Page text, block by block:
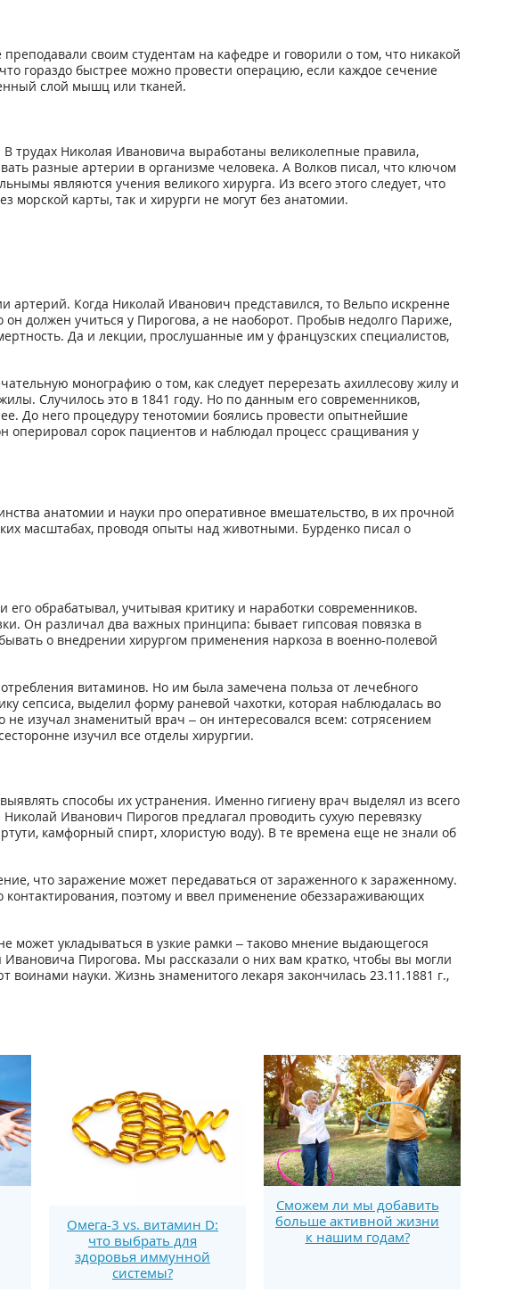
своим студентам на кафедре и говорили о том, что никакой
гораздо быстрее можно провести операцию, если каждое сечение
слой мышц или тканей.
трудах Николая Ивановича выработаны великолепные правила,
разные артерии в организме человека. А Волков писал, что ключом
являются учения великого хирурга. Из всего этого следует, что
морской карты, так и хирурги не могут без анатомии.
артерий. Когда Николай Иванович представился, то Вельпо искренне
должен учиться у Пирогова, а не наоборот. Пробыв недолго Париже,
Да и лекции, прослушанные им у французских специалистов,
монографию о том, как следует перерезать ахиллесову жилу и
Случилось это в 1841 году. Но по данным его современников,
До него процедуру тенотомии боялись провести опытнейшие
оперировал сорок пациентов и наблюдал процесс сращивания у
анатомии и науки про оперативное вмешательство, в их прочной
масштабах, проводя опыты над животными. Бурденко писал о
обрабатывал, учитывая критику и наработки современников.
Он различал два важных принципа: бывает гипсовая повязка в
о внедрении хирургом применения наркоза в военно-полевой
витаминов. Но им была замечена польза от лечебного
сепсиса, выделил форму раневой чахотки, которая наблюдалась во
изучал знаменитый врач – он интересовался всем: сотрясением
изучил все отделы хирургии.
способы их устранения. Именно гигиену врач выделял из всего
Иванович Пирогов предлагал проводить сухую перевязку
камфорный спирт, хлористую воду). В те времена еще не знали об
что заражение может передаваться от зараженного к зараженному.
поэтому и ввел применение обеззараживающих
может укладываться в узкие рамки – таково мнение выдающегося
Пирогова. Мы рассказали о них вам кратко, чтобы вы могли
науки. Жизнь знаменитого лекаря закончилась 23.11.1881 г.,
Омега-3 vs. витамин D:
что выбрать для
здоровья иммунной
системы?
Сможем ли мы добавить
больше активной жизни
к нашим годам?